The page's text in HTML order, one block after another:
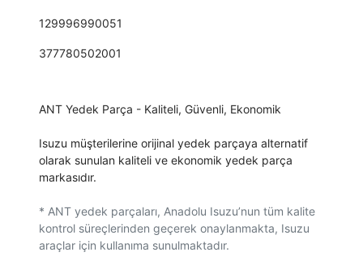
129996990051
377780502001
ANT Yedek Parça - Kaliteli, Güvenli, Ekonomik
Isuzu müşterilerine orijinal yedek parçaya alternatif
olarak sunulan kaliteli ve ekonomik yedek parça
markasıdır.
* ANT yedek parçaları, Anadolu Isuzu’nun tüm kalite
kontrol süreçlerinden geçerek onaylanmakta, Isuzu
araçlar için kullanıma sunulmaktadır.